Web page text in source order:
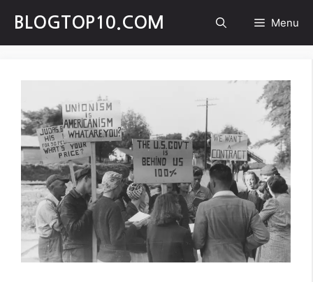
content
BLOGTOP10.COM Menu